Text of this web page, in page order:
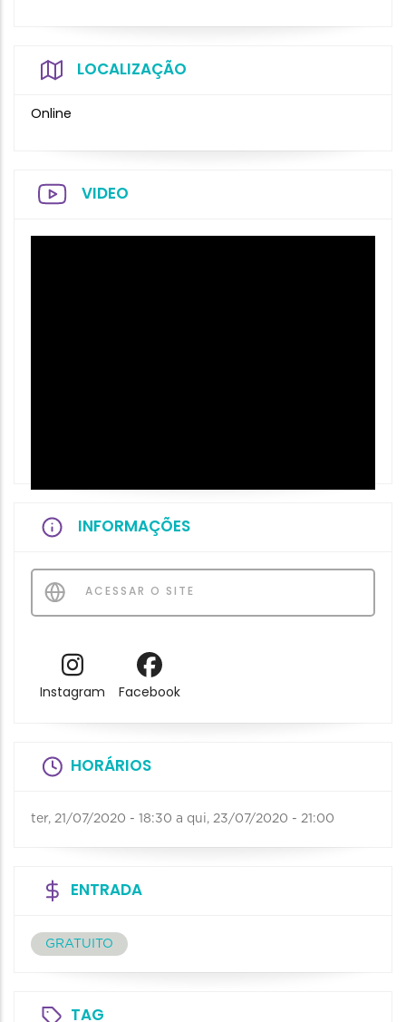
LOCALIZAÇÃO
Online
VIDEO
INFORMAÇÕES
ACESSAR O SITE
Instagram Facebook
HORÁRIOS
ter, 21/07/2020 - 18:30 a qui, 23/07/2020 - 21:00
ENTRADA
GRATUITO
TAG